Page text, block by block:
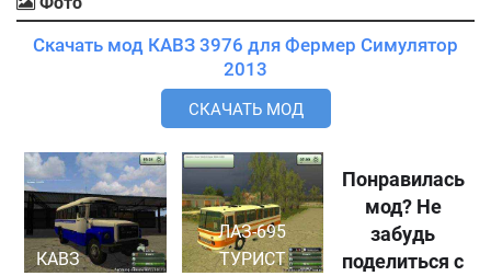
Скачать мод КАВЗ 3976 для Фермер Симулятор
2013
СКАЧАТЬ МОД
КАВЗ
ЛАЗ-695
ТУРИСТ
Понравилась
мод? Не
забудь
поделиться с